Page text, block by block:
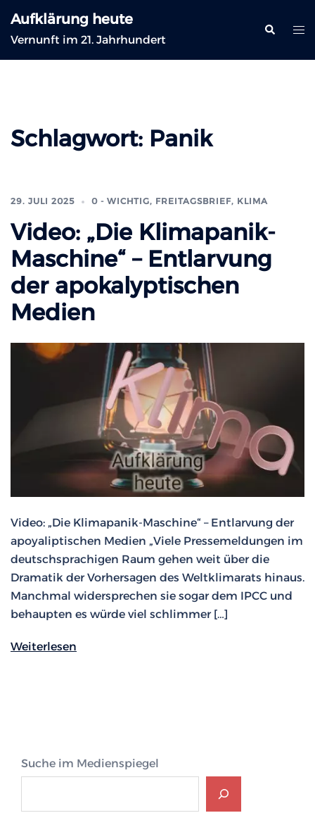
Inhalt
springen
Aufklärung heute
Vernunft im 21. Jahrhundert
Suche
Schlagwort: Panik
29. JULI 2025 0 - WICHTIG, FREITAGSBRIEF, KLIMA
Video: „Die Klimapanik-
Maschine“ – Entlarvung
der apokalyptischen
Medien
Video: „Die Klimapanik-Maschine“ – Entlarvung der
apoyaliptischen Medien „Viele Pressemeldungen im
deutschsprachigen Raum gehen weit über die
Dramatik der Vorhersagen des Weltklimarats hinaus.
Manchmal widersprechen sie sogar dem IPCC und
behaupten es würde viel schlimmer […]
Weiterlesen
Suche im Medienspiegel